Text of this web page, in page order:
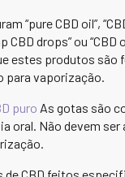
“pure CBD oil”,
CBD drops” ou
estes produtos são
para vaporização.
puro As gotas são
oral. Não devem ser
de CBD feitos